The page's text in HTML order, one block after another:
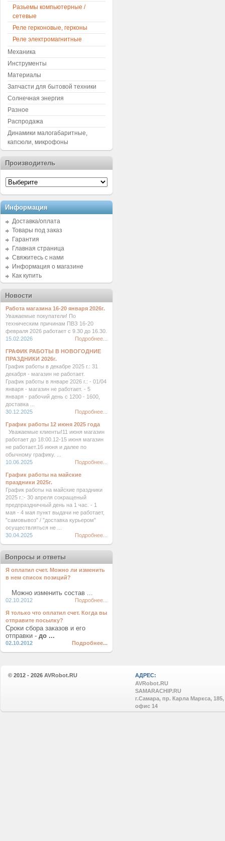
Разьемы компьютерные /
сетевые
Реле герконовые, герконы
Реле электромагнитные
Механика
Инструменты
Материалы
Запчасти для бытовой техники
Солнечная энергия
Разное
Распродажа
Динамики малогабаритные,
капсюли, микрофоны
Производитель
Информация
Доставка/оплата
Товары под заказ
Гарантия
Главная страница
Свяжитесь с нами
Информация о магазине
Как купить
Новости
Работа магазина 16-20 января 2026г.
Уважаемые покупатели! По
техническим причинам ПВЗ 16-20
февраля 2026 работает с 9.30 до 16.30.
15.02.2026
Подробнее...
ГРАФИК РАБОТЫ В НОВОГОДНИЕ
ПРАЗДНИКИ 2026г.
График работы в декабре 2025 г.: 31
декабря - магазин не работает.
График работы в январе 2026 г.: - 01/04
января - магазин не работает. - 5
января - рабочий день с 1200 - 1600,
доставка ...
30.12.2025
Подробнее...
График работы 12 июня 2025 года
Уважаемые клиенты!11 июня магазин
работает до 18:00.12-15 июня магазин
не работает.16 июня и далее по
обычному графику. ...
10.06.2025
Подробнее...
График работы на майские
праздники 2025г.
График работы на майские праздники
2025 г.:- 30 апреля сокращеный
предпраздничный день на 1 час. - 1
мая - 4 мая пункт выдачи не работает,
"самовывоз" / "доставка курьером"
осуществляться не ...
30.04.2025
Подробнее...
Вопросы и ответы
Я оплатил счет. Можно ли изменить
в нем список позиций?
Можно изменить состав ...
02.10.2012 Подробнее...
Я только что оплатил счет. Когда вы
отправите посылку?
Сроки сбора заказов и его
отправки - до ...
02.10.2012 Подробнее...
© 2012 - 2026 AVRobot.RU
АДРЕС:
AVRobot.RU
SAMARACHIP.RU
г.Самара, пр. Карла Маркса, 185,
офис 14